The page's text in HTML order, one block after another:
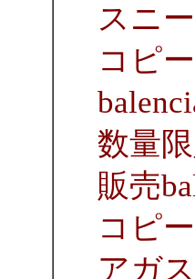
スニ
コピ
数量
販売
コピ
アガ